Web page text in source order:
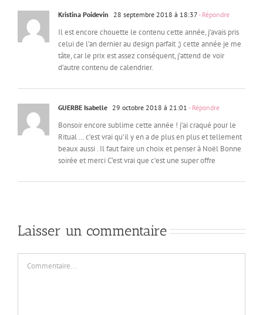
Kristina Poidevin 28 septembre 2018 à 18:37- Répondre
Il est encore chouette le contenu cette année, j’avais pris
celui de l’an dernier au design parfait ;) cette année je me
tâte, car le prix est assez conséquent, j’attend de voir
d’autre contenu de calendrier.
GUERBE Isabelle 29 octobre 2018 à 21:01 - Répondre
Bonsoir encore sublime cette année ! j’ai craqué pour le
Ritual … c’est vrai qu’il y en a de plus en plus et tellement
beaux aussi . Il faut faire un choix et penser à Noël Bonne
soirée et merci C’est vrai que c’est une super offre
Laisser un commentaire